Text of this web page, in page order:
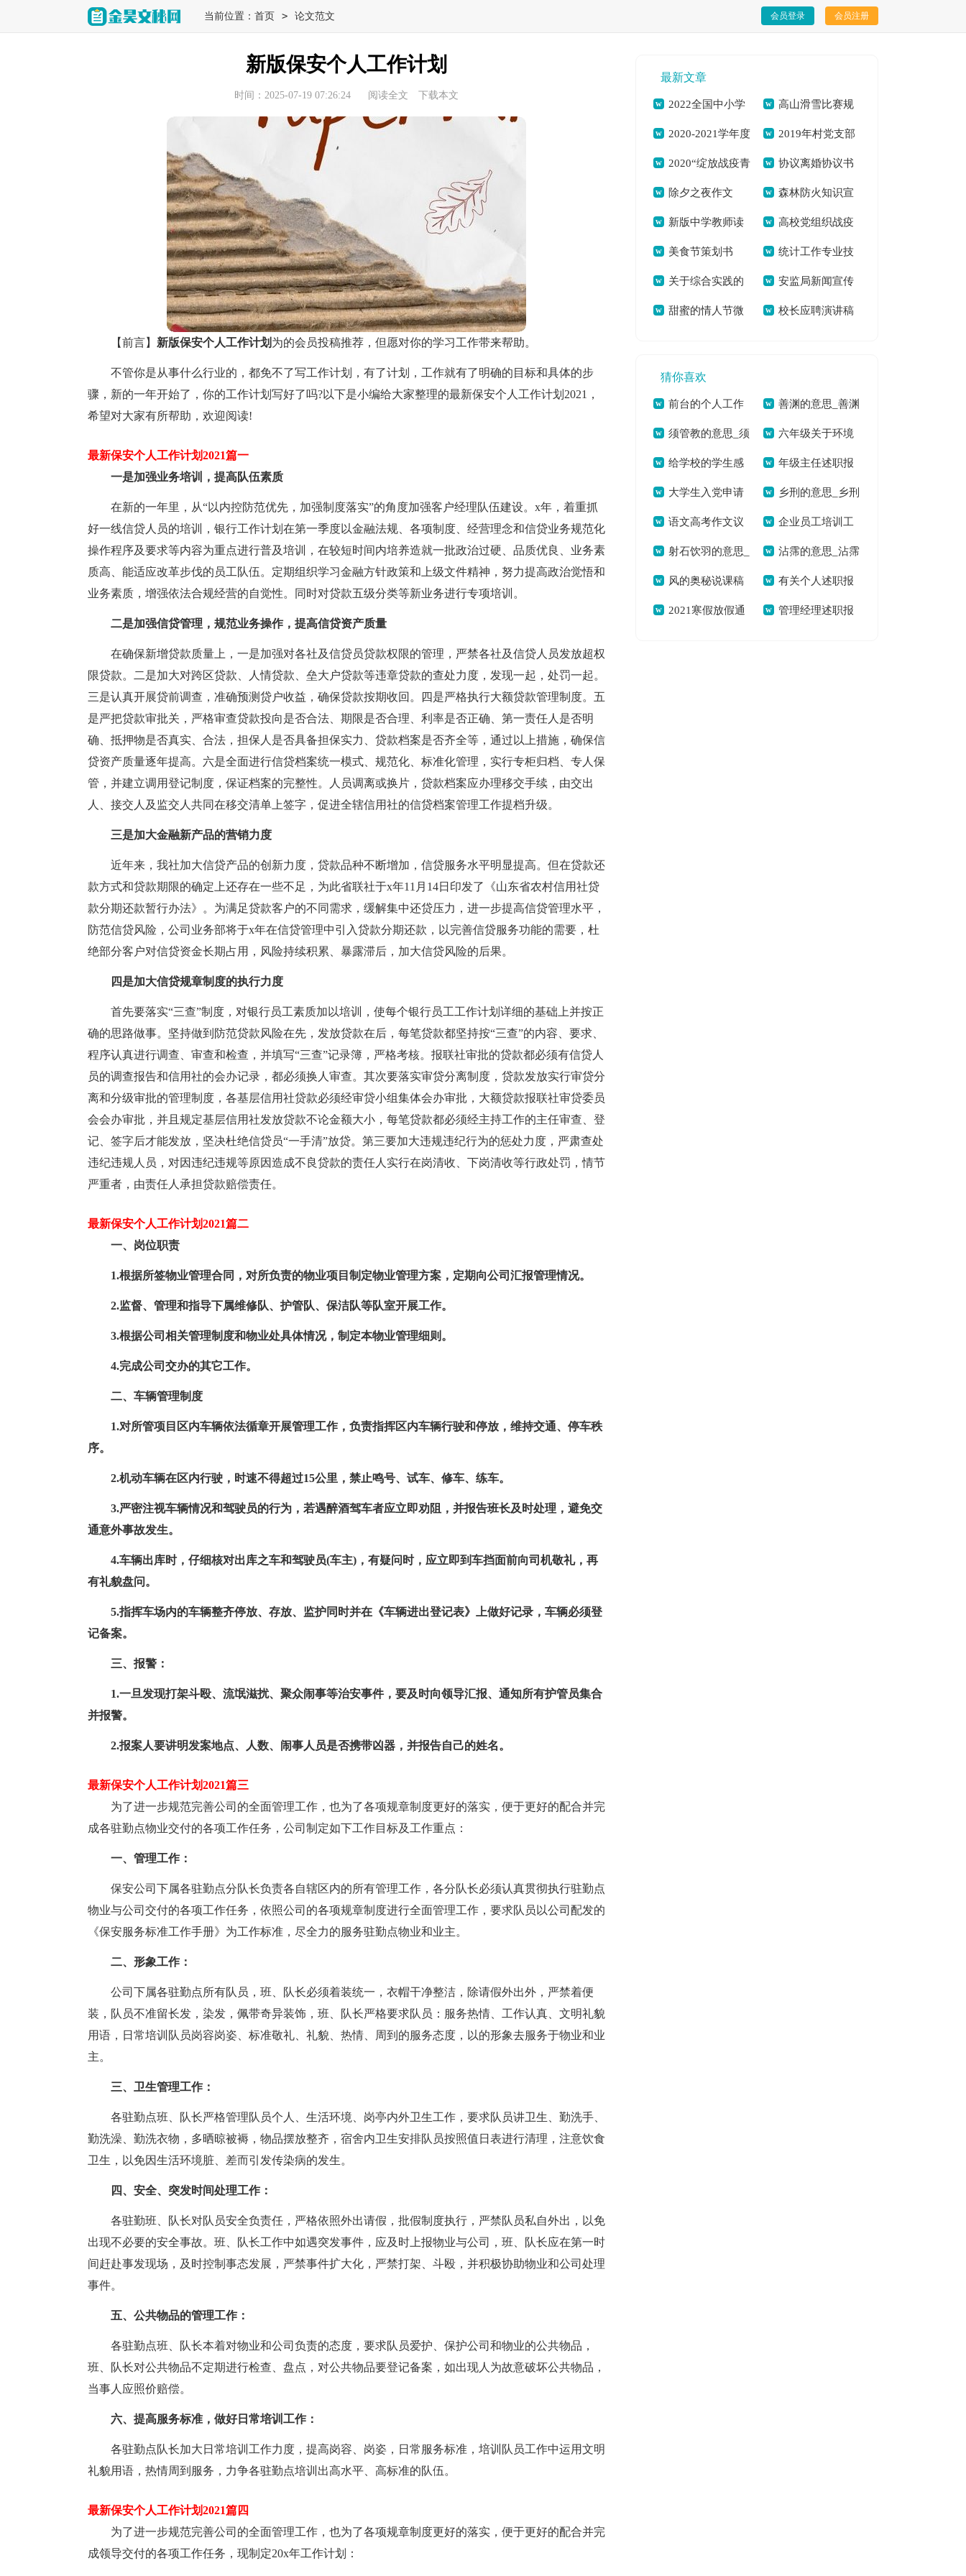
当前位置： 首页 > 论文范文 会员登录 会员注册
新版保安个人工作计划
时间：2025-07-19 07:26:24 阅读全文 下载本文
【前言】 新版保安个人工作计划 为的会员投稿推荐，但愿对你的学习工作带来帮助。
不管你是从事什么行业的，都免不了写工作计划，有了计划，工作就有了明确的目标和具体的步
骤，新的一年开始了，你的工作计划写好了吗?以下是小编给大家整理的最新保安个人工作计划2021，
希望对大家有所帮助，欢迎阅读!
最新保安个人工作计划2021篇一
一是加强业务培训，提高队伍素质
在新的一年里，从“以内控防范优先，加强制度落实”的角度加强客户经理队伍建设。x年，着重抓
好一线信贷人员的培训，银行工作计划在第一季度以金融法规、各项制度、经营理念和信贷业务规范化
操作程序及要求等内容为重点进行普及培训，在较短时间内培养造就一批政治过硬、品质优良、业务素
质高、能适应改革步伐的员工队伍。定期组织学习金融方针政策和上级文件精神，努力提高政治觉悟和
业务素质，增强依法合规经营的自觉性。同时对贷款五级分类等新业务进行专项培训。
二是加强信贷管理，规范业务操作，提高信贷资产质量
在确保新增贷款质量上，一是加强对各社及信贷员贷款权限的管理，严禁各社及信贷人员发放超权
限贷款。二是加大对跨区贷款、人情贷款、垒大户贷款等违章贷款的查处力度，发现一起，处罚一起。
三是认真开展贷前调查，准确预测贷户收益，确保贷款按期收回。四是严格执行大额贷款管理制度。五
是严把贷款审批关，严格审查贷款投向是否合法、期限是否合理、利率是否正确、第一责任人是否明
确、抵押物是否真实、合法，担保人是否具备担保实力、贷款档案是否齐全等，通过以上措施，确保信
贷资产质量逐年提高。六是全面进行信贷档案统一模式、规范化、标准化管理，实行专柜归档、专人保
管，并建立调用登记制度，保证档案的完整性。人员调离或换片，贷款档案应办理移交手续，由交出
人、接交人及监交人共同在移交清单上签字，促进全辖信用社的信贷档案管理工作提档升级。
三是加大金融新产品的营销力度
近年来，我社加大信贷产品的创新力度，贷款品种不断增加，信贷服务水平明显提高。但在贷款还
款方式和贷款期限的确定上还存在一些不足，为此省联社于x年11月14日印发了《山东省农村信用社贷
款分期还款暂行办法》。为满足贷款客户的不同需求，缓解集中还贷压力，进一步提高信贷管理水平，
防范信贷风险，公司业务部将于x年在信贷管理中引入贷款分期还款，以完善信贷服务功能的需要，杜
绝部分客户对信贷资金长期占用，风险持续积累、暴露滞后，加大信贷风险的后果。
四是加大信贷规章制度的执行力度
首先要落实“三查”制度，对银行员工素质加以培训，使每个银行员工工作计划详细的基础上并按正
确的思路做事。坚持做到防范贷款风险在先，发放贷款在后，每笔贷款都坚持按“三查”的内容、要求、
程序认真进行调查、审查和检查，并填写“三查”记录簿，严格考核。报联社审批的贷款都必须有信贷人
员的调查报告和信用社的会办记录，都必须换人审查。其次要落实审贷分离制度，贷款发放实行审贷分
离和分级审批的管理制度，各基层信用社贷款必须经审贷小组集体会办审批，大额贷款报联社审贷委员
会会办审批，并且规定基层信用社发放贷款不论金额大小，每笔贷款都必须经主持工作的主任审查、登
记、签字后才能发放，坚决杜绝信贷员“一手清”放贷。第三要加大违规违纪行为的惩处力度，严肃查处
违纪违规人员，对因违纪违规等原因造成不良贷款的责任人实行在岗清收、下岗清收等行政处罚，情节
严重者，由责任人承担贷款赔偿责任。
最新保安个人工作计划2021篇二
一、岗位职责
1.根据所签物业管理合同，对所负责的物业项目制定物业管理方案，定期向公司汇报管理情况。
2.监督、管理和指导下属维修队、护管队、保洁队等队室开展工作。
3.根据公司相关管理制度和物业处具体情况，制定本物业管理细则。
4.完成公司交办的其它工作。
二、车辆管理制度
1.对所管项目区内车辆依法循章开展管理工作，负责指挥区内车辆行驶和停放，维持交通、停车秩
序。
2.机动车辆在区内行驶，时速不得超过15公里，禁止鸣号、试车、修车、练车。
3.严密注视车辆情况和驾驶员的行为，若遇醉酒驾车者应立即劝阻，并报告班长及时处理，避免交
通意外事故发生。
4.车辆出库时，仔细核对出库之车和驾驶员(车主)，有疑问时，应立即到车挡面前向司机敬礼，再
有礼貌盘问。
5.指挥车场内的车辆整齐停放、存放、监护同时并在《车辆进出登记表》上做好记录，车辆必须登
记备案。
三、报警：
1.一旦发现打架斗殴、流氓滋扰、聚众闹事等治安事件，要及时向领导汇报、通知所有护管员集合
并报警。
2.报案人要讲明发案地点、人数、闹事人员是否携带凶器，并报告自己的姓名。
最新保安个人工作计划2021篇三
为了进一步规范完善公司的全面管理工作，也为了各项规章制度更好的落实，便于更好的配合并完
成各驻勤点物业交付的各项工作任务，公司制定如下工作目标及工作重点：
一、管理工作：
保安公司下属各驻勤点分队长负责各自辖区内的所有管理工作，各分队长必须认真贯彻执行驻勤点
物业与公司交付的各项工作任务，依照公司的各项规章制度进行全面管理工作，要求队员以公司配发的
《保安服务标准工作手册》为工作标准，尽全力的服务驻勤点物业和业主。
二、形象工作：
公司下属各驻勤点所有队员，班、队长必须着装统一，衣帽干净整洁，除请假外出外，严禁着便
装，队员不准留长发，染发，佩带奇异装饰，班、队长严格要求队员：服务热情、工作认真、文明礼貌
用语，日常培训队员岗容岗姿、标准敬礼、礼貌、热情、周到的服务态度，以的形象去服务于物业和业
主。
三、卫生管理工作：
各驻勤点班、队长严格管理队员个人、生活环境、岗亭内外卫生工作，要求队员讲卫生、勤洗手、
勤洗澡、勤洗衣物，多晒晾被褥，物品摆放整齐，宿舍内卫生安排队员按照值日表进行清理，注意饮食
卫生，以免因生活环境脏、差而引发传染病的发生。
四、安全、突发时间处理工作：
各驻勤班、队长对队员安全负责任，严格依照外出请假，批假制度执行，严禁队员私自外出，以免
出现不必要的安全事故。班、队长工作中如遇突发事件，应及时上报物业与公司，班、队长应在第一时
间赶赴事发现场，及时控制事态发展，严禁事件扩大化，严禁打架、斗殴，并积极协助物业和公司处理
事件。
五、公共物品的管理工作：
各驻勤点班、队长本着对物业和公司负责的态度，要求队员爱护、保护公司和物业的公共物品，
班、队长对公共物品不定期进行检查、盘点，对公共物品要登记备案，如出现人为故意破坏公共物品，
当事人应照价赔偿。
六、提高服务标准，做好日常培训工作：
各驻勤点队长加大日常培训工作力度，提高岗容、岗姿，日常服务标准，培训队员工作中运用文明
礼貌用语，热情周到服务，力争各驻勤点培训出高水平、高标准的队伍。
最新保安个人工作计划2021篇四
为了进一步规范完善公司的全面管理工作，也为了各项规章制度更好的落实，便于更好的配合并完
成领导交付的各项工作任务，现制定20x年工作计划：
最新文章
2022全国中小学
生春节晚会观后感新
版[本文共2794字]
高山滑雪比赛规
则新版一览[本文共
2843字]
2020-2021学年度
学校党风廉政建设工
作总结[本文共2955
字]
2019年村党支部
书记个人述职报告及
个人对照检查材料
[本文共4502字]
2020“绽放战疫青
春，坚持制度自
信”活动心得体会
【多篇】[本文共
3672字]
协议离婚协议书
[本文共3677字]
除夕之夜作文
1000字[本文共3381
字]
森林防火知识宣
传单文字材料[本文
共1700字]
新版中学教师读
书笔记[本文共4384
字]
高校党组织战疫
示范微党课第十讲心
得体会观后感新版
【多篇】[本文共
美食节策划书
（合集9篇）[本文共
14124字]
统计工作专业技
术工作总结(精选多
篇)[本文共9085字]
关于综合实践的
心得体会2020[本文
安监局新闻宣传
奖励实施办法[本文
甜蜜的情人节微
共3327字]
校长应聘演讲稿
猜你喜欢
前台的个人工作
总结[本文共17383
字]
善渊的意思_善渊
的拼音[本文共41字]
须管教的意思_须
管教的拼音[本文共
39字]
六年级关于环境
建议书[本文共959
字]
给学校的学生感
谢信[本文共5559字]
年级主任述职报
告范文集锦6篇[本文
共9940字]
大学生入党申请
书标准范文[本文共
1490字]
乡刑的意思_乡刑
的拼音[本文共60字]
语文高考作文议
论文800字[本文共
3727字]
企业员工培训工
作总结800字[本文共
4717字]
射石饮羽的意思_
射石饮羽的拼音[本
文共234字]
沾霈的意思_沾霈
的拼音[本文共47字]
风的奥秘说课稿
[本文共4135字]
有关个人述职报
告范文汇编7篇[本文
2021寒假放假通 管理经理述职报